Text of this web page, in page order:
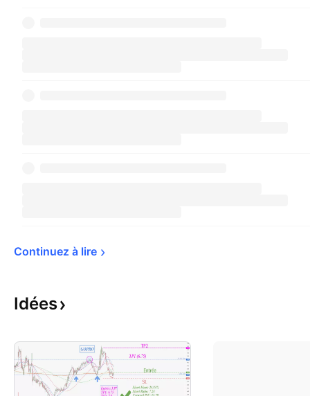
Continuez à lire
Idées